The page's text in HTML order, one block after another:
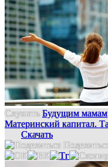
Слушать Будущим мамам
Материнский капитал.
Скачать